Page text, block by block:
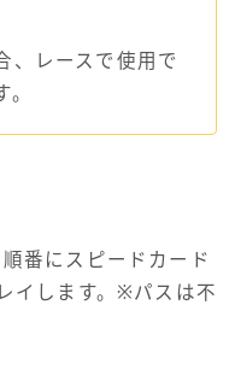
、レースで使用で
番にスピードカード
イします。※パスは不